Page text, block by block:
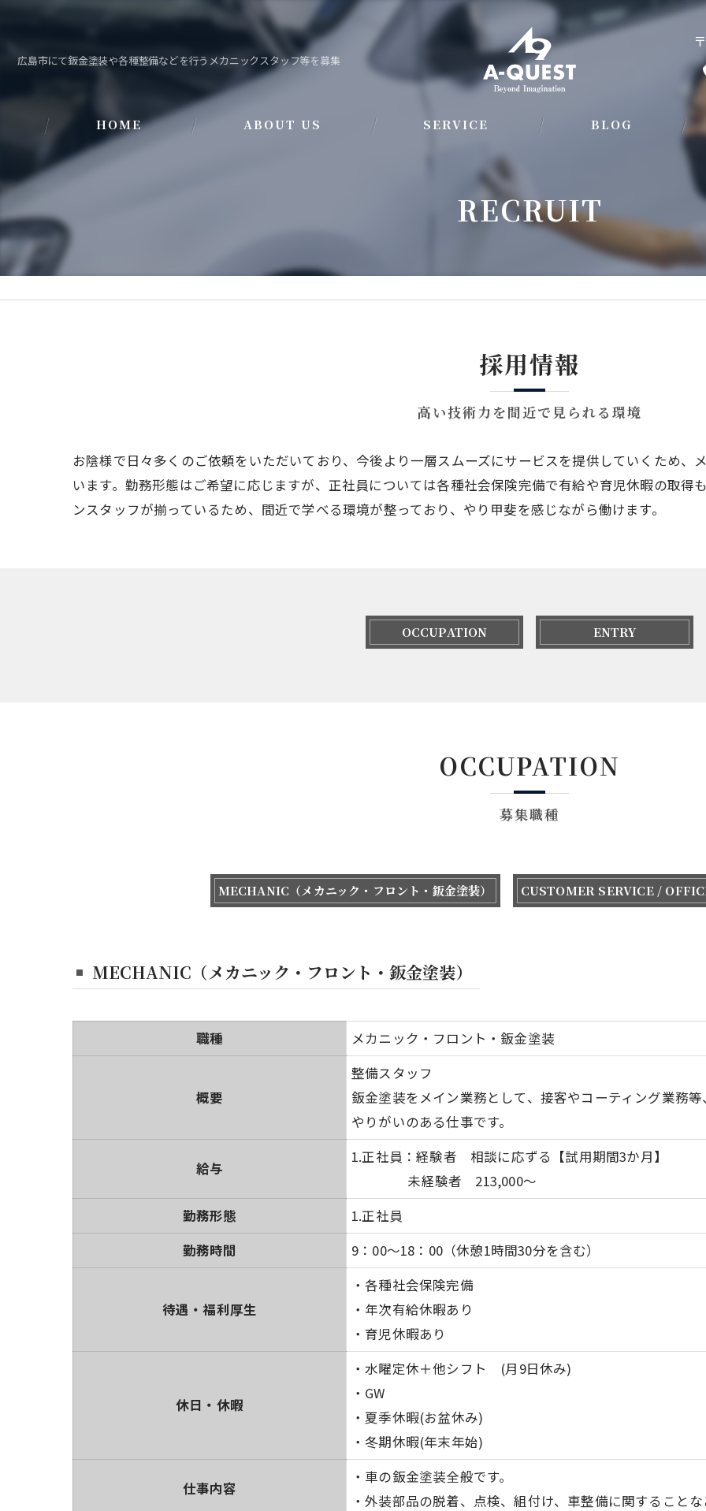
広島市にて鈑金塗装や各種整備などを行うメカニックスタッフ等を募集
HOME ABOUT US SERVICE
BODYWORK REPAIR&PAINT
AUTOMOTIVE COATING
AUTOMOBILE SALES ＆ PURCHASE
BLOG
RECRUIT
高い技術力を間近で見られる環境
採用情報
お陰様で日々多くのご依頼をいただいており、今後より一層スムーズにサービスを提供していくため、
います。勤務形態はご希望に応じますが、正社員については各種社会保険完備で有給や育児休暇の取得
ンスタッフが揃っているため、間近で学べる環境が整っており、やり甲斐を感じながら働けます。
OCCUPATION ENTRY
募集職種
OCCUPATION
MECHANIC（メカニック・フロント・鈑金塗装） CUSTOMER SERVICE /
MECHANIC（メカニック・フロント・鈑金塗装）
職種 メカニック・フロント・鈑金塗装
概要
整備スタッフ
鈑金塗装をメイン業務として、接客やコーティング業務
やりがいのある仕事です。
給与
1.正社員：経験者 相談に応ずる【試用期間3か月】
未経験者 213,000～
勤務形態
1.正社員
勤務時間
9：00～18：00（休憩1時間30分を含む）
待遇・福利厚生
・各種社会保険完備
・年次有給休暇あり
・育児休暇あり
休日・休暇
・水曜定休＋他シフト (月9日休み)
・GW
・夏季休暇(お盆休み)
・冬期休暇(年末年始)
仕事内容
・車の鈑金塗装全般です。
・外装部品の脱着、点検、組付け、車整備に関することな